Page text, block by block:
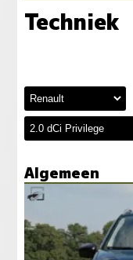
Techniek
Algemeen